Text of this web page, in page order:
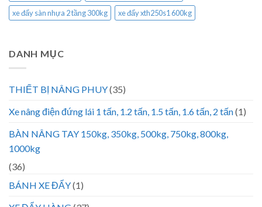
xe đẩy sàn nhựa 2 tầng 300kg
xe đẩy xth250s1 600kg
DANH MỤC
THIẾT BỊ NÂNG PHUY(35)
Xe nâng điện đứng lái 1 tấn, 1.2 tấn, 1.5 tấn, 1.6 tấn, 2 tấn(1)
BÀN NÂNG TAY 150kg, 350kg, 500kg, 750kg, 800kg,
1000kg
(36)
BÁNH XE ĐẨY(1)